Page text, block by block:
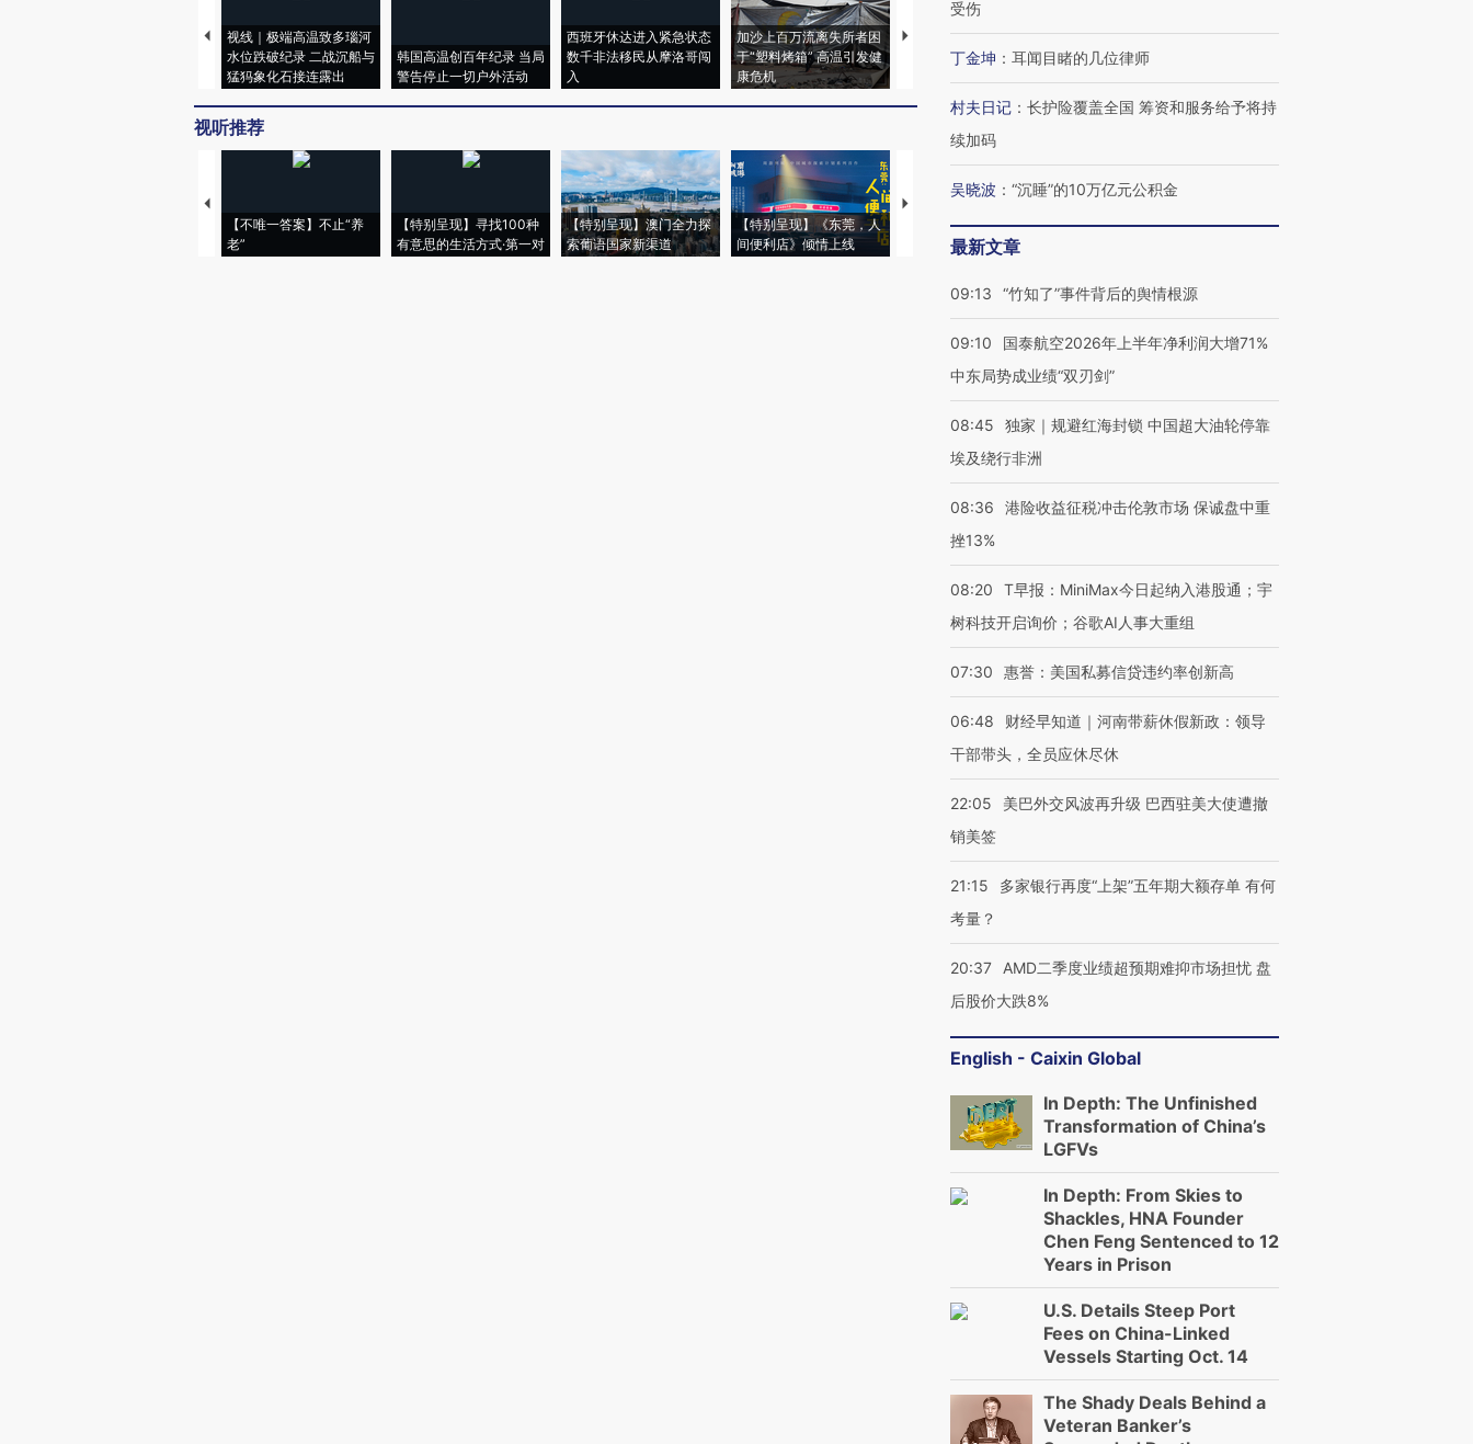
视线｜极端高温致多瑙河
水位跌破纪录 二战沉船与
猛犸象化石接连露出
韩国高温创百年纪录 当局
警告停止一切户外活动
西班牙休达进入紧急状态
数千非法移民从摩洛哥闯
入
加沙上百万流离失所者困
于“塑料烤箱” 高温引发健
康危机
马航飞行员跨国走私7万
粒摇头丸 尿检体内含3种
泽连斯基密集出访美英 索
视听推荐
【不唯一答案】不止“养
老”
【特别呈现】寻找100种
有意思的生活方式·第一对
【特别呈现】澳门全力探
索葡语国家新渠道
【特别呈现】《东莞，人
间便利店》倾情上线
【推广】走进第四届链博
会，让数智科技“链”接产
【特别呈现】寻找100种
CFO：不靠规模取胜，华
受伤
丁金坤 ： 耳闻目睹的几位律师
村夫日记 ： 长护险覆盖全国 筹资和服务给予将持
续加码
吴晓波 ： “沉睡”的10万亿元公积金
最新文章
09:13 “竹知了”事件背后的舆情根源
09:10
国泰航空2026年上半年净利润大增71%
中东局势成业绩“双刃剑”
08:45
独家｜规避红海封锁 中国超大油轮停靠
埃及绕行非洲
08:36
港险收益征税冲击伦敦市场 保诚盘中重
挫13%
08:20
T早报：MiniMax今日起纳入港股通；宇
树科技开启询价；谷歌AI人事大重组
07:30 惠誉：美国私募信贷违约率创新高
06:48
财经早知道｜河南带薪休假新政：领导
干部带头，全员应休尽休
22:05
美巴外交风波再升级 巴西驻美大使遭撤
销美签
21:15
多家银行再度“上架”五年期大额存单 有何
考量？
20:37
AMD二季度业绩超预期难抑市场担忧 盘
后股价大跌8%
English - Caixin Global
In Depth: The Unfinished
Transformation of China’s
LGFVs
In Depth: From Skies to
Shackles, HNA Founder
Chen Feng Sentenced to 12
Years in Prison
U.S. Details Steep Port
Fees on China-Linked
Vessels Starting Oct. 14
The Shady Deals Behind a
Veteran Banker’s